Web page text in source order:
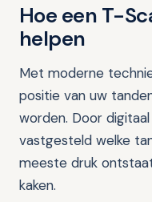
Hoe een T-
helpen
Met moderne
positie van uw
worden. Door
vastgesteld welke
meeste druk
kaken.